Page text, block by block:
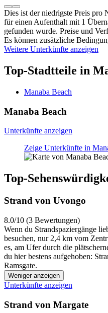
Dies ist der niedrigste Preis pro
für einen Aufenthalt mit 1
gefunden wurde. Preise und
Es können zusätzliche
Weitere Unterkünfte anzeigen
Top-Stadtteile in
Manaba Beach
Manaba Beach
Unterkünfte anzeigen
Zeige Unterkünfte in
Top-
Strand von Uvongo
8.0/10 (3 Bewertungen)
Wenn du Strandspaziergänge
besuchen, nur 2,4 km vom
es, am Ufer durch die
du hier bestens aufgehoben:
Ramsgate.
Weniger anzeigen
Unterkünfte anzeigen
Strand von Margate